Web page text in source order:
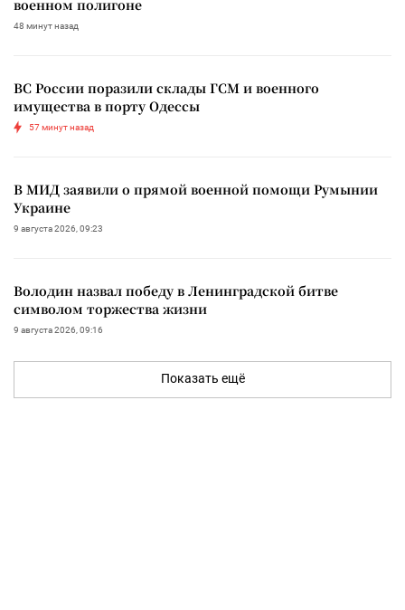
военном полигоне
48 минут назад
ВС России поразили склады ГСМ и военного
имущества в порту Одессы
57 минут назад
В МИД заявили о прямой военной помощи Румынии
Украине
9 августа 2026, 09:23
Володин назвал победу в Ленинградской битве
символом торжества жизни
9 августа 2026, 09:16
Показать ещё